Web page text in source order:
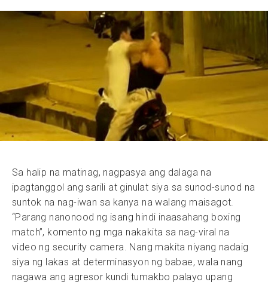
Sa halip na matinag, nagpasya ang dalaga na
ipagtanggol ang sarili at ginulat siya sa sunod-sunod na
suntok na nag-iwan sa kanya na walang maisagot.
“Parang nanonood ng isang hindi inaasahang boxing
match”, komento ng mga nakakita sa nag-viral na
video ng security camera. Nang makita niyang nadaig
siya ng lakas at determinasyon ng babae, wala nang
nagawa ang agresor kundi tumakbo palayo upang